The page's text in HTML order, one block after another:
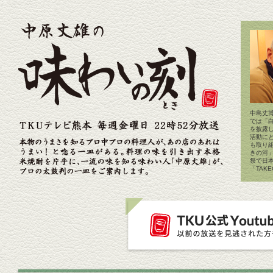
中島丈
では「
を披露
活動に
も取り
きの河
祭で日
「